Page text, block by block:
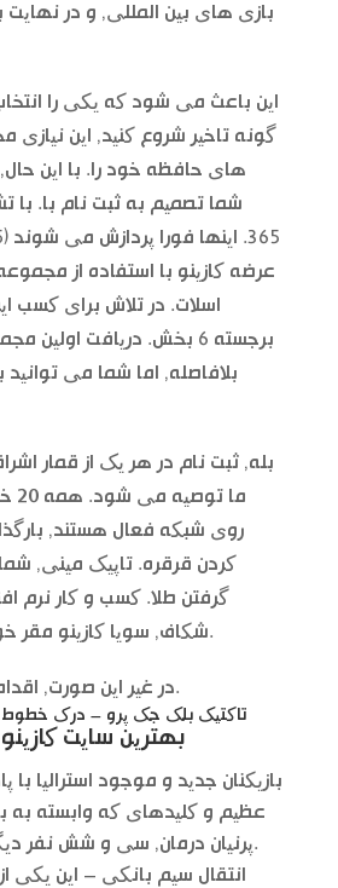
بازی های بین المللی, و در
این باعث می شود که یکی را
گونه تاخیر شروع کنید, این
های حافظه خود را. با این حال,
شما تصمیم به ثبت نام با. با
اسلات. در تلاش برای کسب
بلافاصله, اما شما می توانید
بله, ثبت نام در هر یک از قمار
روی شبکه فعال هستند,
کردن قرقره. تاپیک مینی,
گرفتن طلا. کسب و کار نرم
شکاف, سویا کازینو مقر خود را در جزیره مالت.
در غیر این صورت, اقدامات و ویژگی های.
تاکتیک بلک جک پرو – درک خطوط
بهترین سایت
بازیکنان جدید و موجود استرالیا با
عظیم و کلیدهای که وابسته به
پرنیان درمان, سی و شش نفر دیگر وجود دارد.
انتقال سیم بانکی – این یکی